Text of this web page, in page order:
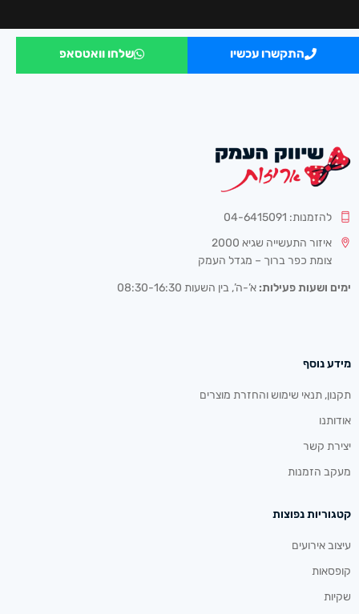
התקשרו עכשיו שלחו וואטסאפ
להזמנות: 04-6415091
איזור התעשייה שגיא 2000
צומת כפר ברוך – מגדל העמק
ימים ושעות פעילות: א’-ה’, בין השעות 08:30-16:30
מידע נוסף
תקנון, תנאי שימוש והחזרת מוצרים
אודותנו
יצירת קשר
מעקב הזמנות
קטגוריות נפוצות
עיצוב אירועים
קופסאות
שקיות